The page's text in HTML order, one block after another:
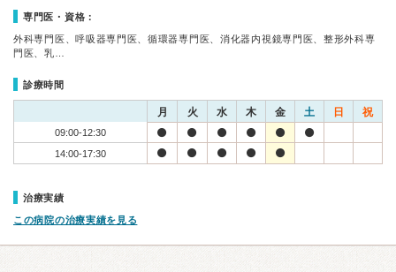
専門医・資格：
外科専門医、呼吸器専門医、循環器専門医、消化器内視鏡専門医、整形外科専
門医、乳…
診療時間
月 火 水 木 金 土 日 祝
09:00-12:30
14:00-17:30
治療実績
この病院の治療実績を見る